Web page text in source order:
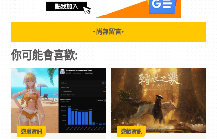
▼ 尚無留言▼
你可能會喜歡:
遊戲資訊 遊戲資訊